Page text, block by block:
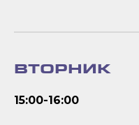
ВТОРНИК
15:00-16:00